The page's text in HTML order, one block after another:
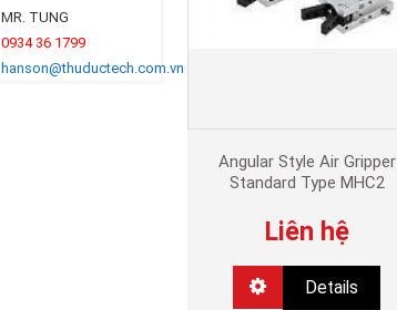
MR. TUNG
0934 36 1799
hanson@thuductech.com.vn
Angular Style Air Gripper
Standard Type MHC2
Liên hệ
Details